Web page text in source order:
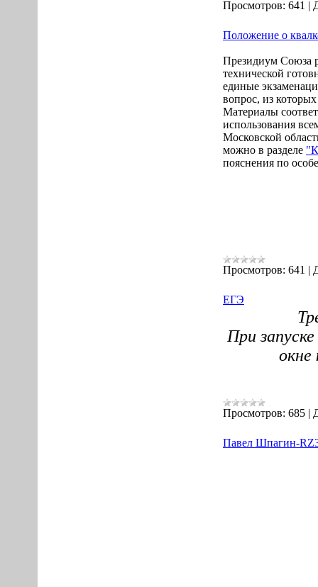
Просмотров: 641 |
Положение о
Президиум Союза
технической
единые
вопрос, из
Материалы
использования
Московской
можно в разделе
пояснения по
Просмотров: 641 |
ЕГЭ
При
окне
Просмотров: 685 |
Павел Шпагин-